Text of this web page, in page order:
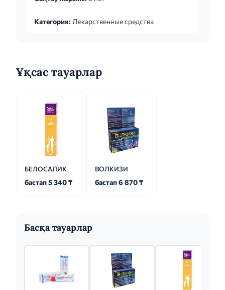
Категория: Лекарственные средства
Ұқсас тауарлар
БЕЛОСАЛИК
бастап 5 340 ₸
ВОЛКИЗИ
бастап 6 870 ₸
Басқа тауарлар